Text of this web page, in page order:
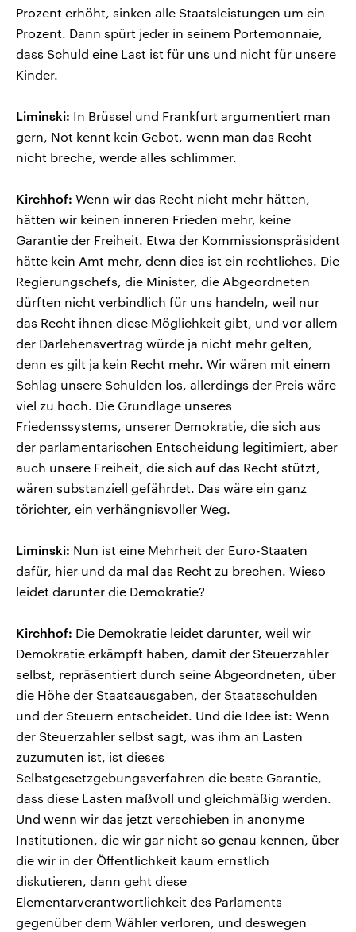
Prozent erhöht, sinken alle Staatsleistungen um ein
Prozent. Dann spürt jeder in seinem Portemonnaie,
dass Schuld eine Last ist für uns und nicht für unsere
Kinder.
Liminski: In Brüssel und Frankfurt argumentiert man
gern, Not kennt kein Gebot, wenn man das Recht
nicht breche, werde alles schlimmer.
Kirchhof: Wenn wir das Recht nicht mehr hätten,
hätten wir keinen inneren Frieden mehr, keine
Garantie der Freiheit. Etwa der Kommissionspräsident
hätte kein Amt mehr, denn dies ist ein rechtliches. Die
Regierungschefs, die Minister, die Abgeordneten
dürften nicht verbindlich für uns handeln, weil nur
das Recht ihnen diese Möglichkeit gibt, und vor allem
der Darlehensvertrag würde ja nicht mehr gelten,
denn es gilt ja kein Recht mehr. Wir wären mit einem
Schlag unsere Schulden los, allerdings der Preis wäre
viel zu hoch. Die Grundlage unseres
Friedenssystems, unserer Demokratie, die sich aus
der parlamentarischen Entscheidung legitimiert, aber
auch unsere Freiheit, die sich auf das Recht stützt,
wären substanziell gefährdet. Das wäre ein ganz
törichter, ein verhängnisvoller Weg.
Liminski: Nun ist eine Mehrheit der Euro-Staaten
dafür, hier und da mal das Recht zu brechen. Wieso
leidet darunter die Demokratie?
Kirchhof: Die Demokratie leidet darunter, weil wir
Demokratie erkämpft haben, damit der Steuerzahler
selbst, repräsentiert durch seine Abgeordneten, über
die Höhe der Staatsausgaben, der Staatsschulden
und der Steuern entscheidet. Und die Idee ist: Wenn
der Steuerzahler selbst sagt, was ihm an Lasten
zuzumuten ist, ist dieses
Selbstgesetzgebungsverfahren die beste Garantie,
dass diese Lasten maßvoll und gleichmäßig werden.
Und wenn wir das jetzt verschieben in anonyme
Institutionen, die wir gar nicht so genau kennen, über
die wir in der Öffentlichkeit kaum ernstlich
diskutieren, dann geht diese
Elementarverantwortlichkeit des Parlaments
gegenüber dem Wähler verloren, und deswegen